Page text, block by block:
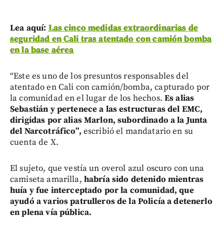
Lea aquí: Las cinco medidas extraordinarias de
seguridad en Cali tras atentado con camión bomba
en la base aérea
“Este es uno de los presuntos responsables del
atentado en Cali con camión/bomba, capturado por
la comunidad en el lugar de los hechos. Es alias
Sebastián y pertenece a las estructuras del EMC,
dirigidas por alias Marlon, subordinado a la Junta
del Narcotráfico”, escribió el mandatario en su
cuenta de X.
El sujeto, que vestía un overol azul oscuro con una
camiseta amarilla, habría sido detenido mientras
huía y fue interceptado por la comunidad, que
ayudó a varios patrulleros de la Policía a detenerlo
en plena vía pública.